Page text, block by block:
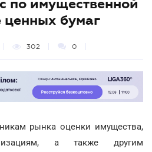
по имущественной
ценных бумаг
302 0
рынка оценки имущества,
а также другим